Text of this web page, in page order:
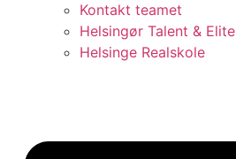
Kontakt teamet
Helsingør Talent & Elite
Helsinge Realskole